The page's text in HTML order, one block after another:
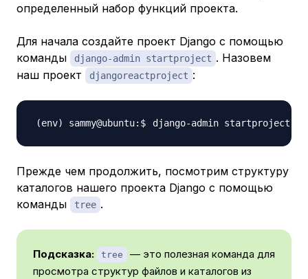
определенный набор функций проекта.
Для начала создайте проект Django с помощью
команды
django-admin startproject . Назовем
наш проект
djangoreactproject :
django-admin startproject
Прежде чем продолжить, посмотрим структуру
каталогов нашего проекта Django с помощью
команды
tree .
Подсказка: tree
— это полезная команда для
просмотра структур файлов и каталогов из